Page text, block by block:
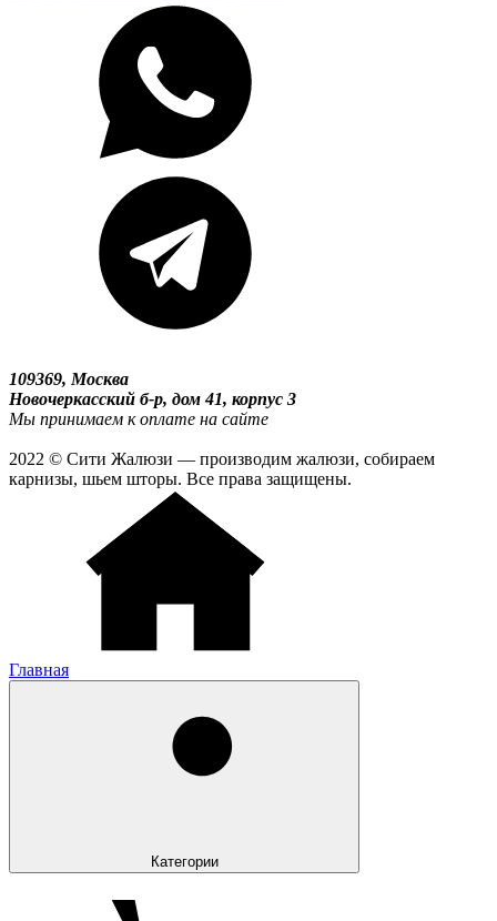
109369, Москва
Новочеркасский б-р, дом 41, корпус 3
Мы принимаем к оплате на сайте
2022 © Сити Жалюзи — производим жалюзи, собираем
карнизы, шьем шторы. Все права защищены.
Главная
Категории